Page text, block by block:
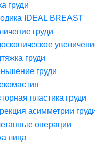
груди
IDEAL BREAST
груди
груди
груди
пластика груди
асимметрии
операции
лица